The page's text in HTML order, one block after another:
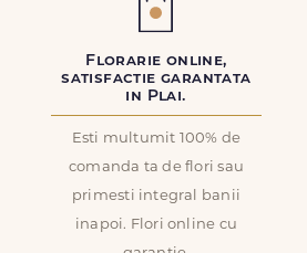
Florarie online,
satisfactie garantata
in Plai.
Esti multumit 100% de
comanda ta de flori sau
primesti integral banii
inapoi. Flori online cu